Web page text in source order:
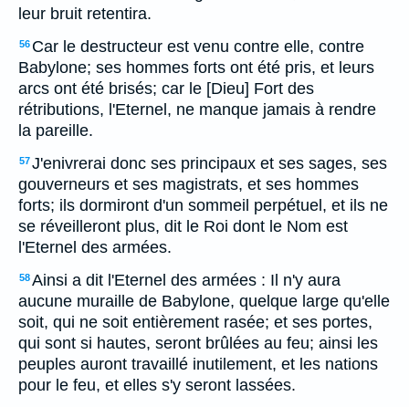
leur bruit retentira.
56 Car le destructeur est venu contre elle, contre
Babylone; ses hommes forts ont été pris, et leurs
arcs ont été brisés; car le [Dieu] Fort des
rétributions, l'Eternel, ne manque jamais à rendre
la pareille.
57J'enivrerai donc ses principaux et ses sages, ses
gouverneurs et ses magistrats, et ses hommes
forts; ils dormiront d'un sommeil perpétuel, et ils ne
se réveilleront plus, dit le Roi dont le Nom est
l'Eternel des armées.
58Ainsi a dit l'Eternel des armées : Il n'y aura
aucune muraille de Babylone, quelque large qu'elle
soit, qui ne soit entièrement rasée; et ses portes,
qui sont si hautes, seront brûlées au feu; ainsi les
peuples auront travaillé inutilement, et les nations
pour le feu, et elles s'y seront lassées.